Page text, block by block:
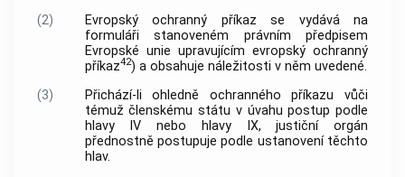
(2)
Evropský ochranný příkaz se vydává na
formuláři stanoveném právním předpisem
Evropské unie upravujícím evropský ochranný
příkaz42) a obsahuje náležitosti v něm uvedené.
(3)
Přichází-li ohledně ochranného příkazu vůči
témuž členskému státu v úvahu postup podle
hlavy IV nebo hlavy IX, justiční orgán
přednostně postupuje podle ustanovení těchto
hlav.